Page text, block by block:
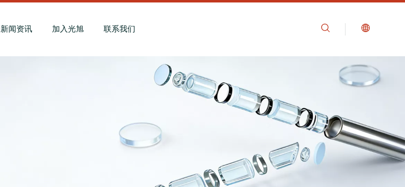
新闻资讯 加入光旭 联系我们